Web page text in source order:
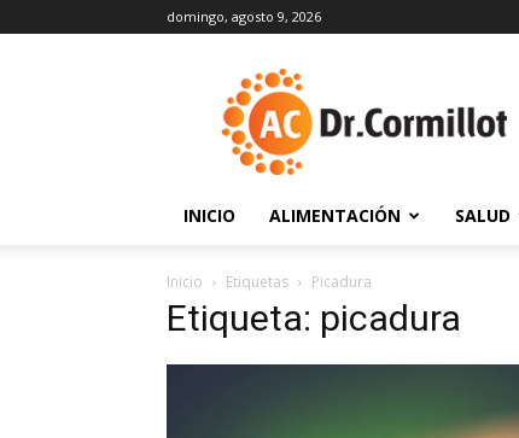
domingo, agosto 9, 2026
INICIO ALIMENTACIÓN SALUD
Inicio Etiquetas Picadura
Etiqueta: picadura